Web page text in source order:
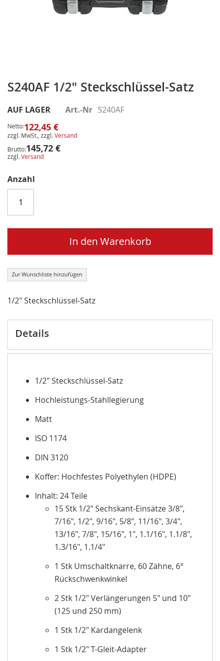
S240AF 1/2" Steckschlüssel-Satz
AUF LAGER Art.-Nr S240AF
Netto:122,45 €
zzgl. MwSt., zzgl.Versand
Brutto:145,72 €
zzgl.Versand
Anzahl
In den Warenkorb
Zur Wunschliste hinzufügen
1/2" Steckschlüssel-Satz
Anfang
der
Bildergalerie
Details
1/2" Steckschlüssel-Satz
Hochleistungs-Stahllegierung
Matt
ISO 1174
DIN 3120
Koffer: Hochfestes Polyethylen (HDPE)
Inhalt: 24 Teile
15 Stk 1/2" Sechskant-Einsätze 3/8",
7/16", 1/2", 9/16", 5/8", 11/16", 3/4",
13/16", 7/8", 15/16", 1", 1.1/16", 1.1/8",
1.3/16", 1.1/4"
1 Stk Umschaltknarre, 60 Zähne, 6°
Rückschwenkwinkel
2 Stk 1/2" Verlängerungen 5" und 10"
(125 und 250 mm)
1 Stk 1/2" Kardangelenk
1 Stk 1/2" T-Gleit-Adapter